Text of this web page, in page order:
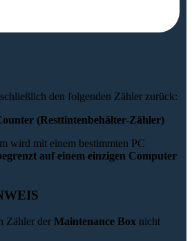
den folgenden Zähler zurück:
(Resttintenbehälter-Zähler)
wird mit einem bestimmten PC
auf einem einzigen Computer
Zähler der Maintenance Box nicht